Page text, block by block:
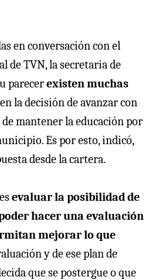
en conversación con el
de TVN, la secretaria de
parecerexisten muchas
en la decisión de avanzar con
mantener la educación por
Es por esto, indicó,
desde la cartera.
evaluar la posibilidad de
hacer una evaluación
mejorar lo que
y de ese plan de
que se postergue o que